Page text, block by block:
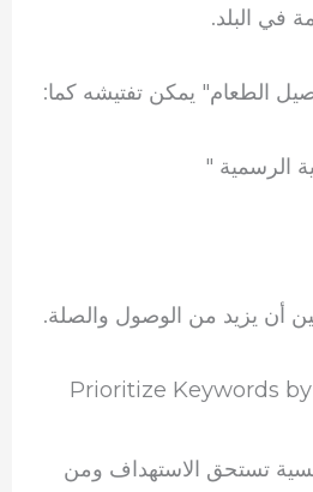
في البلد.
الطعام" يمكن تفتيشه كما:
الرسمية "
أن يزيد من الوصول والصلة.
Prioritize Keywords
تستحق الاستهداف ومن